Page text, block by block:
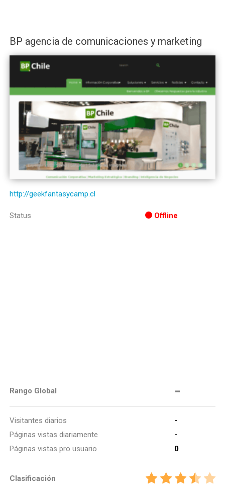
BP agencia de comunicaciones y marketing
http://geekfantasycamp.cl
Status Offline
Rango Global -
Visitantes diarios
-
Páginas vistas diariamente
-
Páginas vistas pro usuario
0
Clasificación